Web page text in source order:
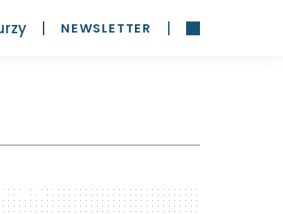
NEWSLETTER
x 600